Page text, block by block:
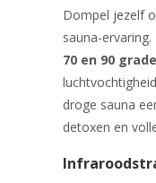
Dompel jezelf
sauna-
70 en 90
droge sauna
detoxen en